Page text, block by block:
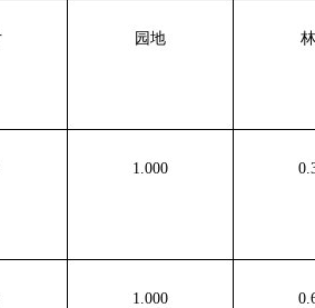
园地
1.000
1.000